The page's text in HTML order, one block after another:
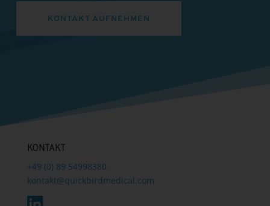
KONTAKT AUFNEHMEN
KONTAKT
+49 (0) 89 54998380
kontakt@quickbirdmedical.com